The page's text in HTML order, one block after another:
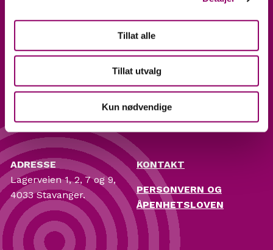
Tillat alle
Tillat utvalg
Kun nødvendige
ÅPNINGSTIDER
Lørdag 10-18
ADRESSE
Lagerveien 1, 2, 7 og 9,
4033 Stavanger.
FØLG OSS
Facebook
Instagram
KONTAKT
PERSONVERN OG
ÅPENHETSLOVEN